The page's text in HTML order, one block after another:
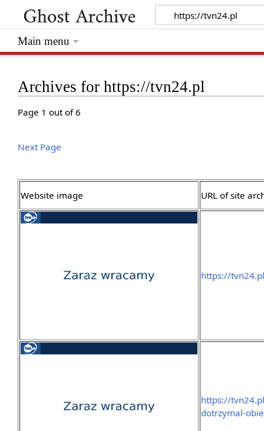
Archives for https://tvn24.pl
Page 1 out of 6
Next Page
Website image URL of site
https://
https://
dotrzymal-
Main menu